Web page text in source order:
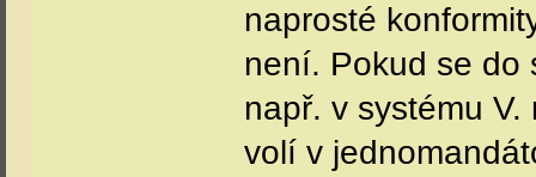
naprosté
není. Pokud se do
např. v systému
volí v